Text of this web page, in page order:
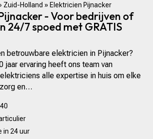
Zuid-Holland » Elektricien Pijnacker
- Voor bedrijven of
24/7 spoed met GRATIS
betrouwbare elektricien in Pijnacker?
jaar ervaring heeft ons team van
alle expertise in huis om elke
en…
in 24 uur